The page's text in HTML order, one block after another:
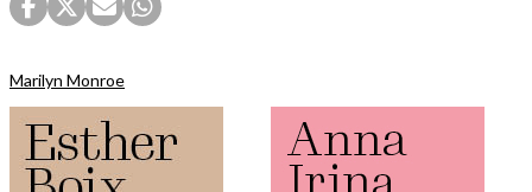
Marilyn Monroe